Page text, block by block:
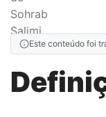
Este conteúdo foi